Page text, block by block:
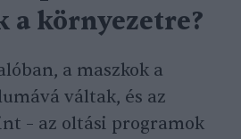
a környezetre?
a maszkok a
váltak, és az
– az oltási programok